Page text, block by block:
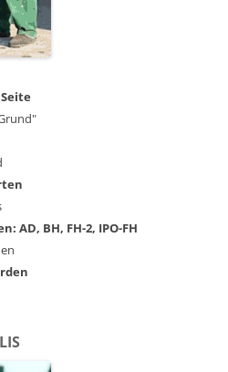
AD, BH, FH-2, IPO-FH